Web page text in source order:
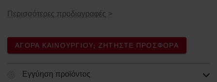
Περισσότερες προδιαγραφές >
ΑΓΟΡΆ ΚΑΙΝΟΎΡΓΙΟΥ; ΖΗΤΉΣΤΕ ΠΡΟΣΦΟΡΆ
Εγγύηση προϊόντος